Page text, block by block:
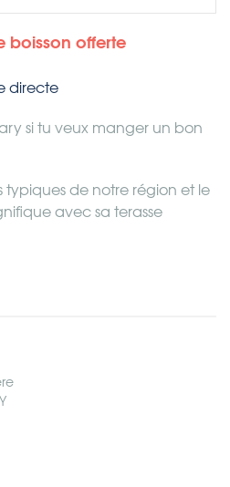
boisson offerte
directe
si tu veux manger un bon
typiques de notre région et le
avec sa terasse